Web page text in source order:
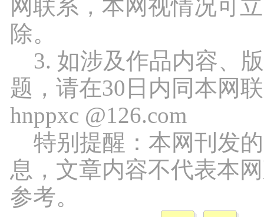
网联系，本网视情况可
除。
3. 如涉及作品内容、
题，请在30日内同本网
hnppxc @126.com
特别提醒：本网刊发
息，文章内容不代表本
参考。